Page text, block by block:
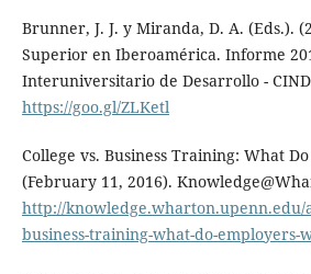
Brunner, J. J. y Miranda, D. A. (Eds.).
Superior en Iberoamérica. Informe
Interuniversitario de Desarrollo -
https://goo.gl/ZLKetl
College vs. Business Training: What
(February 11, 2016).
http://knowledge.wharton.upenn.edu/
business-training-what-do-employers-